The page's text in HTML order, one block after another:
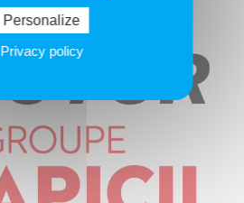
Personalize
Privacy policy